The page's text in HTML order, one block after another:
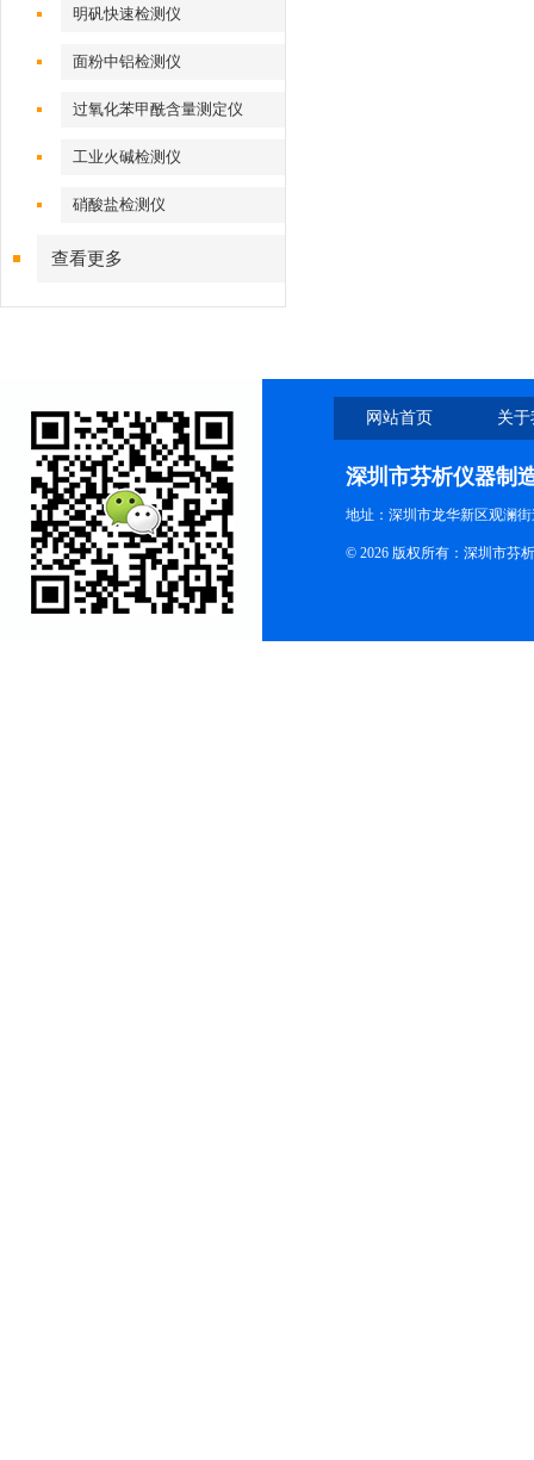
明矾快速检测仪
面粉中铝检测仪
过氧化苯甲酰含量测定仪
工业火碱检测仪
硝酸盐检测仪
查看更多
网站首页 关
深圳市芬析仪器制
地址：深圳市龙华新区观澜
© 2026 版权所有：深圳市芬